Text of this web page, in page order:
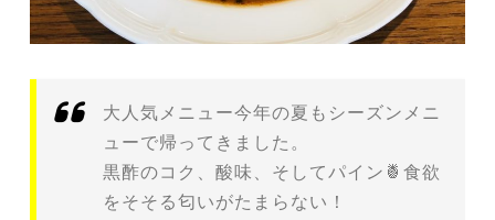
大人気メニュー今年の夏もシーズンメニ
ューで帰ってきました。
黒酢のコク、酸味、そしてパイン🍍食欲
をそそる匂いがたまらない！